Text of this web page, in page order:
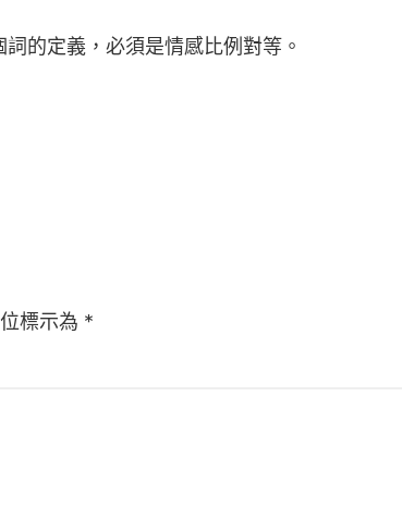
的定義，必須是情感比例對等。
標示為 *